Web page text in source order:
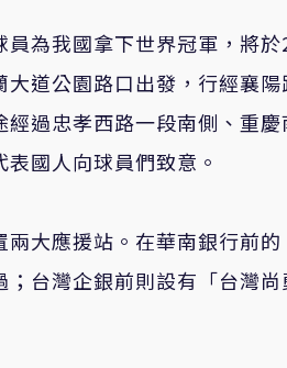
為我國拿下世界冠軍，將
道公園路口出發，行經襄
過忠孝西路一段南側、重
國人向球員們致意。
大應援站。在華南銀行前
台灣企銀前則設有「台灣